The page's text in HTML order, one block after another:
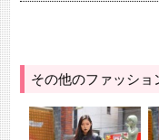
その他のファッショ